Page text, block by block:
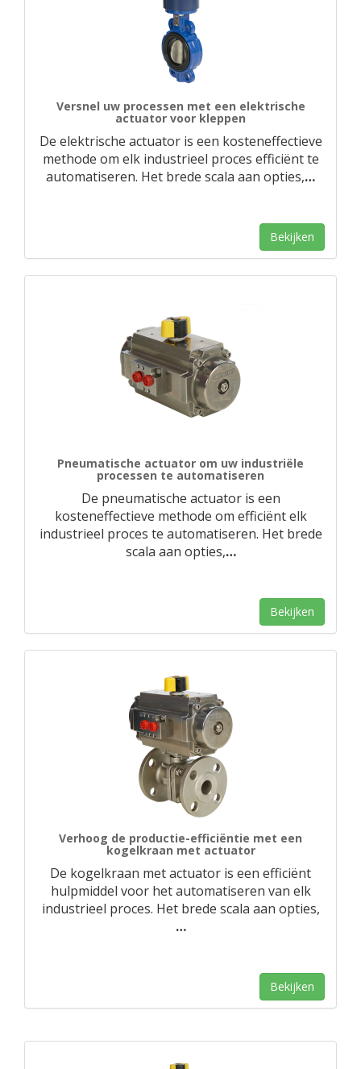
Versnel uw processen met een elektrische
actuator voor kleppen
De elektrische actuator is een kosteneffectieve
methode om elk industrieel proces efficiënt te
automatiseren. Het brede scala aan opties,…
Bekijken
Pneumatische actuator om uw industriële
processen te automatiseren
De pneumatische actuator is een
kosteneffectieve methode om efficiënt elk
industrieel proces te automatiseren. Het brede
scala aan opties,…
Bekijken
Verhoog de productie-efficiëntie met een
kogelkraan met actuator
De kogelkraan met actuator is een efficiënt
hulpmiddel voor het automatiseren van elk
industrieel proces. Het brede scala aan opties,
…
Bekijken